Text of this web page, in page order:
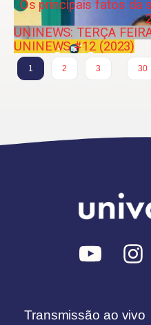
Os principais fatos da
UNINEWS: TERÇA
UNINEWS #12 (2023)
1 2 3
30
Transmissão ao vivo